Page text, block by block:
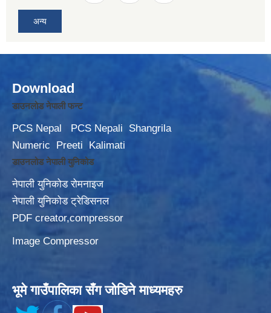
अन्य
Download
डाउनलोड नेपाली फन्ट
PCS Nepal PCS Nepali
Shangrila
Numeric
Preeti Kalimati
डाउनलोड नेपाली युनिकोड
नेपाली युनिकोड रोमनाइज
नेपाली युनिकोड ट्रेडिसनल
PDF creator,compressor
Image Compressor
भूमे गाउँपालिका सँग जोडिने माध्यमहरु